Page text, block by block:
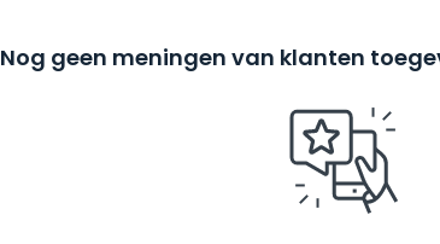
Nog geen meningen van klanten